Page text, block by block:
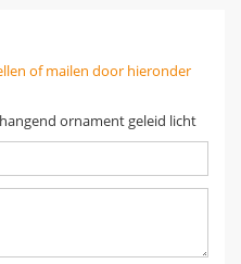
of mailen door hieronder
ornament geleid licht